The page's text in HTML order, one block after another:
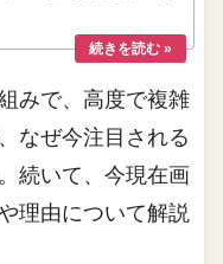
みで、高度で複雑
なぜ今注目される
続いて、今現在画
理由について解説